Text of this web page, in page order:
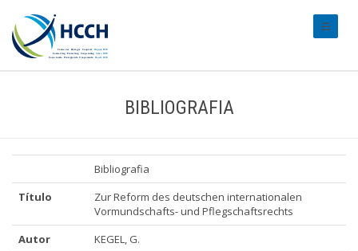
BIBLIOGRAFIA
Bibliografia
Título
Zur Reform des deutschen internationalen
Vormundschafts- und Pflegschaftsrechts
Autor
KEGEL, G.